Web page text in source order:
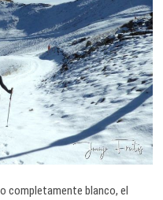
completamente blanco, el